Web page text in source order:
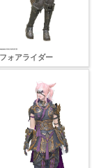
フォアライダー